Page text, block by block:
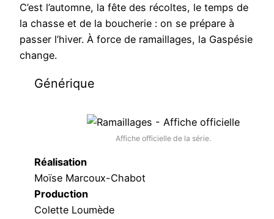
C’est l’automne, la fête des récoltes, le temps de
la chasse et de la boucherie : on se prépare à
passer l’hiver. À force de ramaillages, la Gaspésie
change.
Générique
Affiche officielle de la série.
Réalisation
Moïse Marcoux-Chabot
Production
Colette Loumède